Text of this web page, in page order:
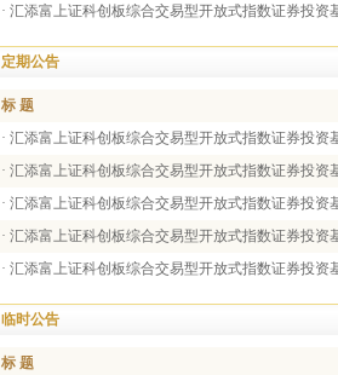
· 汇添富上证科创板综合交易型开放式指数证券投资
定期公告
标 题
· 汇添富上证科创板综合交易型开放式指数证券投资
· 汇添富上证科创板综合交易型开放式指数证券投资
· 汇添富上证科创板综合交易型开放式指数证券投资
· 汇添富上证科创板综合交易型开放式指数证券投资
· 汇添富上证科创板综合交易型开放式指数证券投资
临时公告
标 题